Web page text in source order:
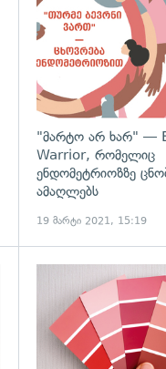
"მარტო არ ხარ" —
Warrior, რომელიც
ენდომეტრიოზზე
ამაღლებს
19 მარტი 2021, 15:19